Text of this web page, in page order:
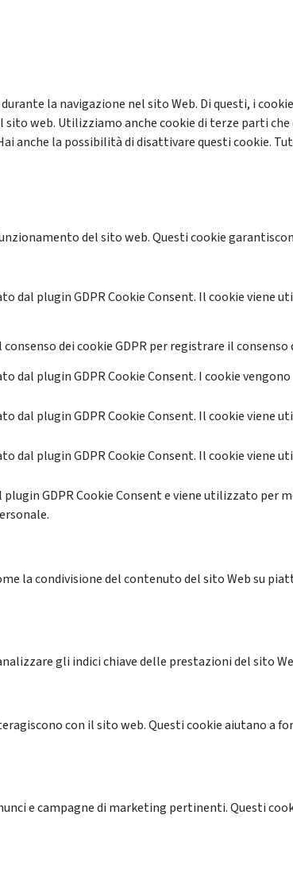
la navigazione nel sito Web. Di questi, i
web. Utilizziamo anche cookie di terze parti
anche la possibilità di disattivare questi cookie.
del sito web. Questi cookie
dal plugin GDPR Cookie Consent. Il cookie
dei cookie GDPR per registrare il
dal plugin GDPR Cookie Consent. I cookie
dal plugin GDPR Cookie Consent. Il cookie
dal plugin GDPR Cookie Consent. Il cookie
GDPR Cookie Consent e viene utilizzato per
la condivisione del contenuto del sito Web su
gli indici chiave delle prestazioni del sito
con il sito web. Questi cookie aiutano a
e campagne di marketing pertinenti. Questi